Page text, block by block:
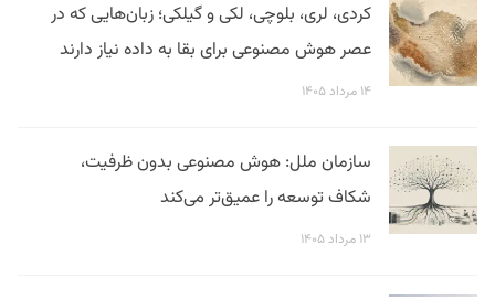
کردی، لری، بلوچی، لکی و گیلکی؛ زبان‌هایی که در
عصر هوش مصنوعی برای بقا به داده نیاز دارند
۱۴ مرداد ۱۴۰۵
سازمان ملل: هوش مصنوعی بدون ظرفیت،
شکاف توسعه را عمیق‌تر می‌کند
۱۳ مرداد ۱۴۰۵